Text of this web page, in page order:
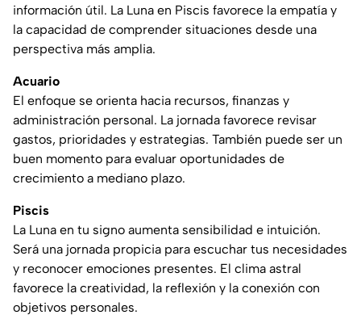
información útil. La Luna en Piscis favorece la empatía y
la capacidad de comprender situaciones desde una
perspectiva más amplia.
Acuario
El enfoque se orienta hacia recursos, finanzas y
administración personal. La jornada favorece revisar
gastos, prioridades y estrategias. También puede ser un
buen momento para evaluar oportunidades de
crecimiento a mediano plazo.
Piscis
La Luna en tu signo aumenta sensibilidad e intuición.
Será una jornada propicia para escuchar tus necesidades
y reconocer emociones presentes. El clima astral
favorece la creatividad, la reflexión y la conexión con
objetivos personales.